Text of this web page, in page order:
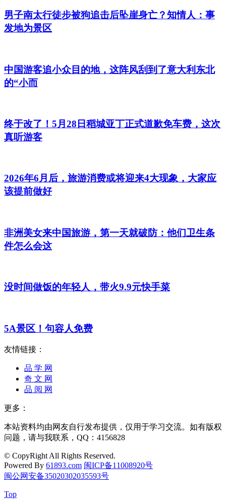
男子南太行徒步被狗追击后坠崖身亡？知情人：事
发地为景区
中国游客追小众目的地，这阵风刮到了意大利东北
的“小而
终于改了！5月28日稻城亚丁正式道歉免车费，这次
真听游客
2026年6月后，旅游消费或将迎来4大现象，大家应
该提前做好
非洲美女来中国旅游，第一天就破防：他们卫生条
件怎么会这
没时间做饭的年轻人，带火9.9元快手菜
5A景区！句容人免费
友情链接：
品 学 网
奇 文 网
品 阅 网
更多：
本站资料均由网友自行发布提供，仅用于学习交流。如有版权
问题，请与我联系，QQ：4156828
© CopyRight All Rights Reserved.
Powered By 61893.com 闽ICP备11008920号
闽公网安备35020302035593号
Top